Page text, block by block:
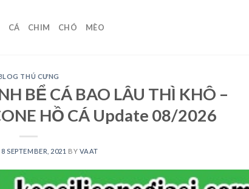
CÁ CHIM CHÓ MÈO
THÚ CƯNG
BỂ CÁ BAO LÂU THÌ KHÔ –
HỒ CÁ Update 08/2026
8 SEPTEMBER, 2021 BY VAAT